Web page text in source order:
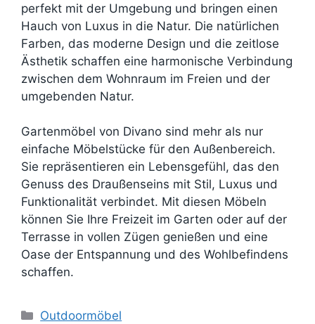
perfekt mit der Umgebung und bringen einen
Hauch von Luxus in die Natur. Die natürlichen
Farben, das moderne Design und die zeitlose
Ästhetik schaffen eine harmonische Verbindung
zwischen dem Wohnraum im Freien und der
umgebenden Natur.
Gartenmöbel von Divano sind mehr als nur
einfache Möbelstücke für den Außenbereich.
Sie repräsentieren ein Lebensgefühl, das den
Genuss des Draußenseins mit Stil, Luxus und
Funktionalität verbindet. Mit diesen Möbeln
können Sie Ihre Freizeit im Garten oder auf der
Terrasse in vollen Zügen genießen und eine
Oase der Entspannung und des Wohlbefindens
schaffen.
Kategorien
Outdoormöbel